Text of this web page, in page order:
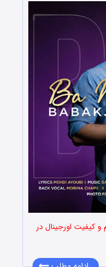
کیفیت اورجینال در